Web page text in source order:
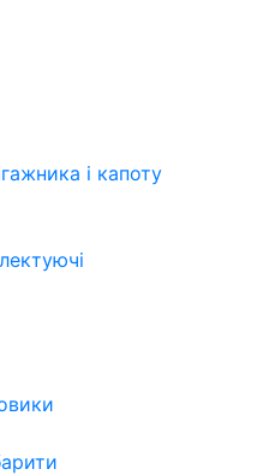
і капоту